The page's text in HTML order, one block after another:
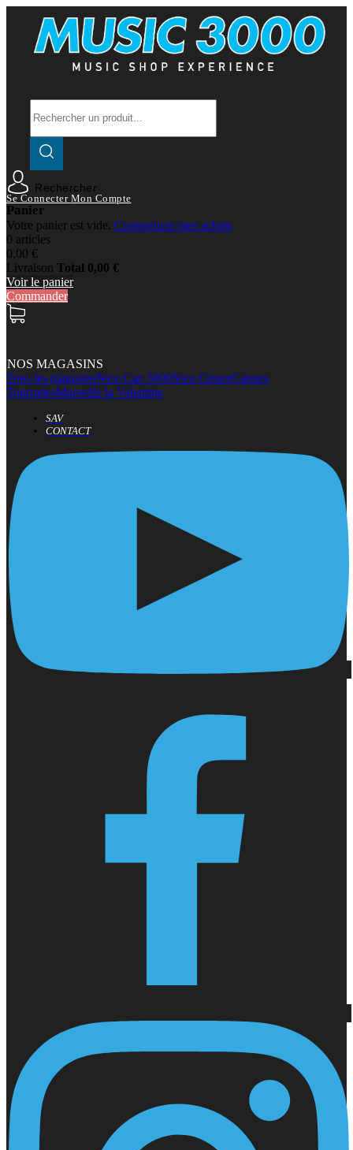
Rechercher
Se Connecter Mon Compte
Panier
Votre panier est vide. Commencer mes achats
0 articles
0,00 €
Livraison Total 0,00 €
Voir le panier
Commander
NOS MAGASINS
Tous les magasinsNice Cap 3000Nice CentreCannes
TourradesMarseille la Valentine
SAV
CONTACT